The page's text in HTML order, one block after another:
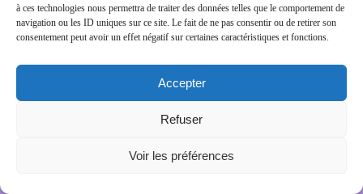
à ces technologies nous permettra de traiter des données telles que le comportement de
navigation ou les ID uniques sur ce site. Le fait de ne pas consentir ou de retirer son
consentement peut avoir un effet négatif sur certaines caractéristiques et fonctions.
Accepter
Refuser
Voir les préférences